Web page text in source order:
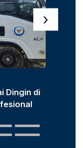
Dingin di
›